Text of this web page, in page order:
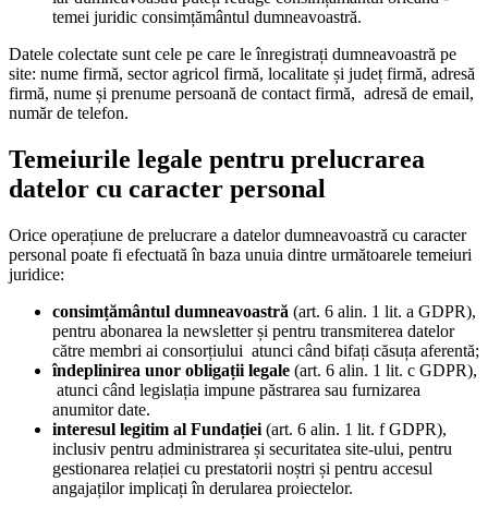
temei juridic consimțământul dumneavoastră.
Datele colectate sunt cele pe care le înregistrați dumneavoastră pe
site: nume firmă, sector agricol firmă, localitate și județ firmă, adresă
firmă, nume și prenume persoană de contact firmă, adresă de email,
număr de telefon.
Temeiurile legale pentru prelucrarea
datelor cu caracter personal
Orice operațiune de prelucrare a datelor dumneavoastră cu caracter
personal poate fi efectuată în baza unuia dintre următoarele temeiuri
juridice:
consimțământul dumneavoastră (art. 6 alin. 1 lit. a GDPR),
pentru abonarea la newsletter și pentru transmiterea datelor
către membri ai consorțiului atunci când bifați căsuța aferentă;
îndeplinirea unor obligații legale (art. 6 alin. 1 lit. c GDPR),
atunci când legislația impune păstrarea sau furnizarea
anumitor date.
interesul legitim al Fundației (art. 6 alin. 1 lit. f GDPR),
inclusiv pentru administrarea și securitatea site-ului, pentru
gestionarea relației cu prestatorii noștri și pentru accesul
angajaților implicați în derularea proiectelor.